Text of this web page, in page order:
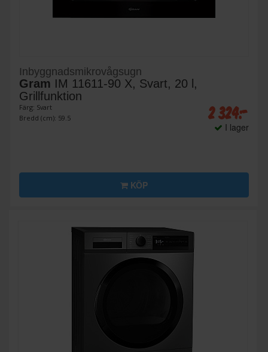
Inbyggnadsmikrovågsugn
Gram IM 11611-90 X, Svart, 20 l,
Grillfunktion
Färg: Svart
Bredd (cm): 59.5
2 324:-
I lager
KÖP